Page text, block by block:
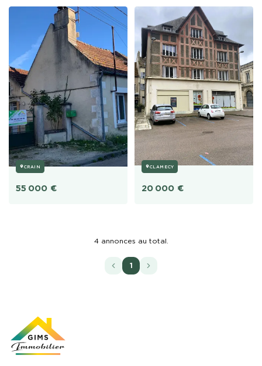
CRAIN
55 000 €
CLAMECY
20 000 €
4annonces au total.
1